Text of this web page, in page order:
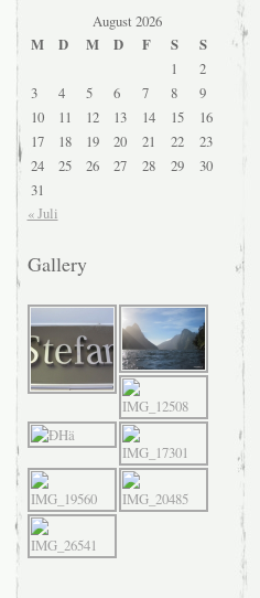
August 2026
M
D M D F S
S
1
2
3
4 5 6 7 8
9
10
11 12 13 14 15
16
17
18 19 20 21 22
23
24
25 26 27 28 29
30
31
« Juli
Gallery